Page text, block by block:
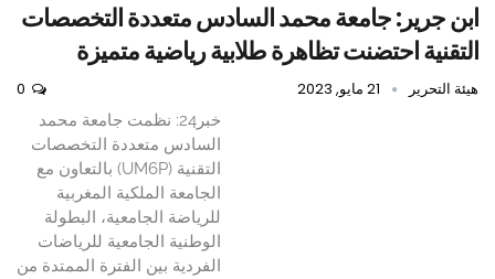
ابن جرير: جامعة محمد السادس متعددة التخصصات
التقنية احتضنت تظاهرة طلابية رياضية متميزة
هيئة التحرير 21 مايو, 2023
خبر24: نظمت جامعة محمد
السادس متعددة التخصصات
التقنية (UM6P) بالتعاون مع
الجامعة الملكية المغربية
للرياضة الجامعية، البطولة
الوطنية الجامعية للرياضات
الفردية بين الفترة الممتدة من